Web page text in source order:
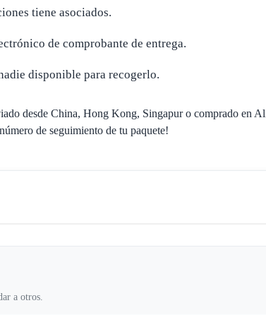
tiene asociados.
de comprobante de entrega.
disponible para recogerlo.
desde China, Hong Kong, Singapur o comprado en
de seguimiento de tu paquete!
a otros.